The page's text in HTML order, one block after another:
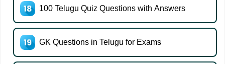
100 Telugu Quiz Questions with Answers
GK Questions in Telugu for Exams